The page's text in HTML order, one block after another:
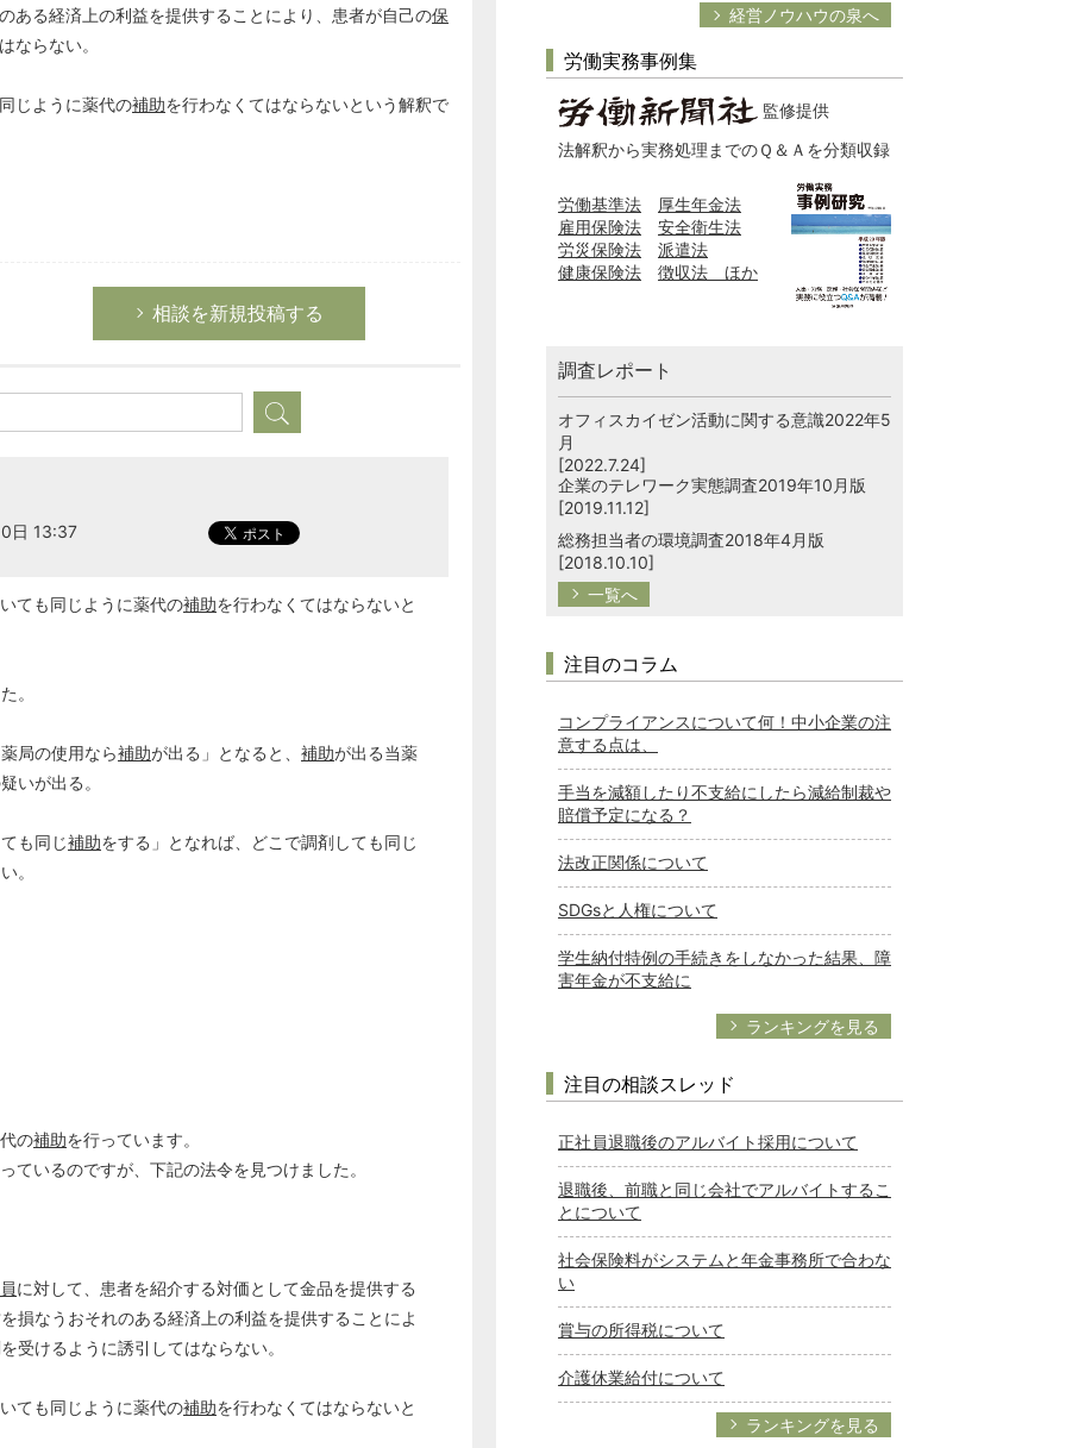
ある経済上の利益を提供することにより、患者が自己の保
ならない。
じように薬代の補助を行わなくてはならないという解釈で
相談を新規投稿する
日 13:37
ても同じように薬代の補助を行わなくてはならないと
。
局の使用なら補助が出る」となると、 補助が出る当薬
いが出る。
も同じ補助をする」となれば、どこで調剤しても同じ
。
の補助を行っています。
ているのですが、下記の法令を見つけました。
に対して、患者を紹介する対価として金品を提供する
損なうおそれのある経済上の利益を提供することによ
受けるように誘引してはならない。
ても同じように薬代の補助を行わなくてはならないと
経営ノウハウの泉へ
労働実務事例集
監修提供
法解釈から実務処理までのＱ＆Ａを分類収録
労働基準法
厚生年金法
雇用保険法
安全衛生法
労災保険法
派遣法
健康保険法
徴収法 ほか
調査レポート
オフィスカイゼン活動に関する意識2022年5
月
[2022.7.24]
企業のテレワーク実態調査2019年10月版
[2019.11.12]
総務担当者の環境調査2018年4月版
[2018.10.10]
一覧へ
注目のコラム
コンプライアンスについて何！中小企業の注
意する点は、
手当を減額したり不支給にしたら減給制裁や
賠償予定になる？
法改正関係について
SDGsと人権について
学生納付特例の手続きをしなかった結果、障
害年金が不支給に
ランキングを見る
注目の相談スレッド
正社員退職後のアルバイト採用について
退職後、前職と同じ会社でアルバイトするこ
とについて
社会保険料がシステムと年金事務所で合わな
い
賞与の所得税について
介護休業給付について
ランキングを見る